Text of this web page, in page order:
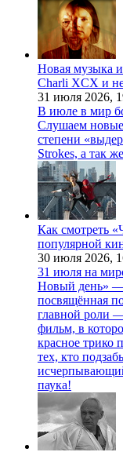
Новая музыка
Charli XCX и
31 июля 2026,
В июле в мир
Слушаем новые
степени
Strokes, а так
Как смотреть
популярной
30 июля 2026,
31 июля на
Новый день» —
посвящённая
главной роли
фильм, в
красное трико
тех, кто
паука!